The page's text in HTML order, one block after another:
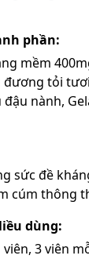
thuốc và
bố sản phẩm
phần:
mềm
đương tỏi
đậu nành,
sức đề
cúm thông
dùng:
3 viên